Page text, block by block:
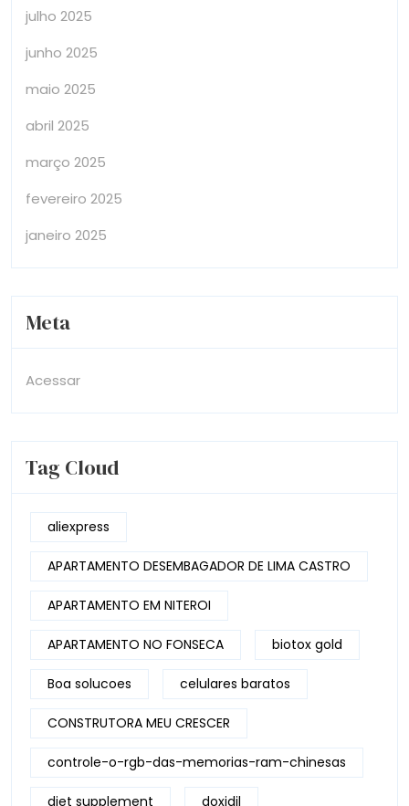
julho 2025
junho 2025
maio 2025
abril 2025
março 2025
fevereiro 2025
janeiro 2025
Meta
Acessar
Tag Cloud
aliexpress
APARTAMENTO DESEMBAGADOR DE LIMA CASTRO
APARTAMENTO EM NITEROI
APARTAMENTO NO FONSECA biotox gold
Boa solucoes celulares baratos
CONSTRUTORA MEU CRESCER
controle-o-rgb-das-memorias-ram-chinesas
diet supplement doxidil